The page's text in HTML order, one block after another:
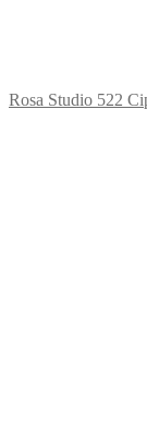
Rosa Studio 522